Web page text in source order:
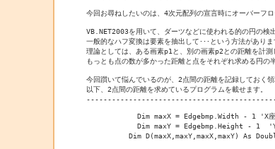
今回お尋ねしたいのは、4次元配列の宣言時にオーバーフロ
VB.NET2003を用いて、ダーツなどに使われる的の円の検
一般的なハフ変換は要素を抽出して･･･という方法があり
理論としては、ある画素p1と、別の画素p2との距離を計測
もっとも点の数が多かった距離と点をそれぞれ求める円の
今回躓いて悩んでいるのが、2点間の距離を記録しておく領
以下、2点間の距離を求めているプログラムを載せます。
Dim maxX = Edgebmp.Width - 1 'X座
Dim maxY = Edgebmp.Height - 1  'Y
Dim D(maxX,maxY,maxX,maxY) As Double